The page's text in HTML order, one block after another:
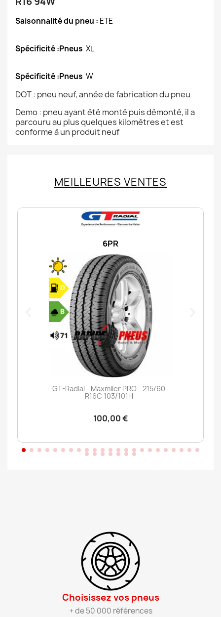
Saisonnalité du pneu : ETE
Spécificité :Pneus XL
Spécificité :Pneus W
DOT : pneu neuf, année de fabrication du pneu
Demo : pneu ayant été monté puis démonté, il a
parcouru au plus quelques kilomètres et est
conforme à un produit neuf
MEILLEURES VENTES
6PR
GT-Radial - Maxmiler PRO - 215/60
R16C 103/101H
100,00 €
Choisissez vos pneus​
+ de 50 000 références